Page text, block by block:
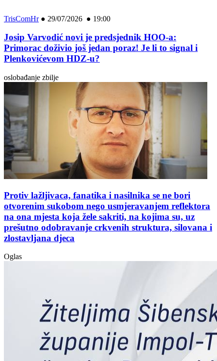
TrisComHr● 29/07/2026 ● 19:00
Josip Varvodić novi je predsjednik HOO-a:
Primorac doživio još jedan poraz! Je li to signal i
Plenkovićevom HDZ-u?
oslobađanje zbilje
Protiv lažljivaca, fanatika i nasilnika se ne bori
otvorenim sukobom nego usmjeravanjem reflektora
na ona mjesta koja žele sakriti, na kojima su, uz
prešutno odobravanje crkvenih struktura, silovana i
zlostavljana djeca
Oglas